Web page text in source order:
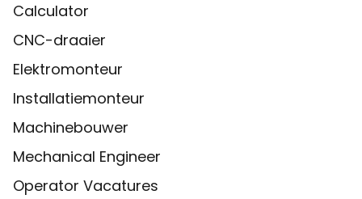
Calculator
CNC-draaier
Elektromonteur
Installatiemonteur
Machinebouwer
Mechanical Engineer
Operator Vacatures